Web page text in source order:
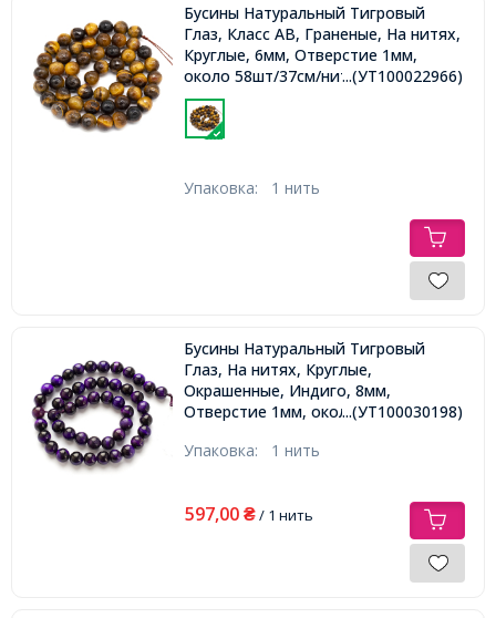
Бусины Натуральный Тигровый
Глаз, Класс АВ, Граненые, На нитях,
Круглые, 6мм, Отверстие 1мм,
около 58шт/37см/нить...(УТ100022966)
Упаковка: 1 нить
Бусины Натуральный Тигровый
Глаз, На нитях, Круглые,
Окрашенные, Индиго, 8мм,
Отверстие 1мм, около 40шт/37см/
...(УТ100030198)
Упаковка: 1 нить
597,00 ₴/ 1 нить